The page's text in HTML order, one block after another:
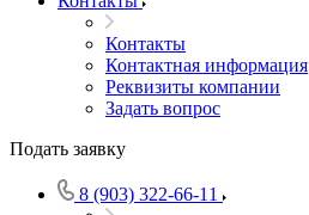
Контакты
Контактная информация
Реквизиты компании
Задать вопрос
Подать заявку
8 (903) 322-66-11